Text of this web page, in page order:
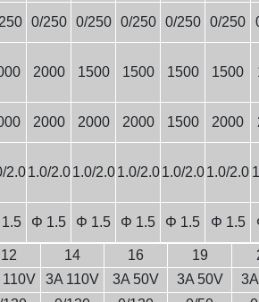
0/250 0/250 0/250 0/250 0/250
2000 1500 1500 1500 1500
2000 2000 2000 1500 2000
2.0 1.0/2.0 1.0/2.0 1.0/2.0 1.0/2.0 1.0/2.0
Φ 1.5 Φ 1.5 Φ 1.5 Φ 1.5 Φ 1.5
12 14 16 19
110V 3A 110V 3A 50V 3A 50V